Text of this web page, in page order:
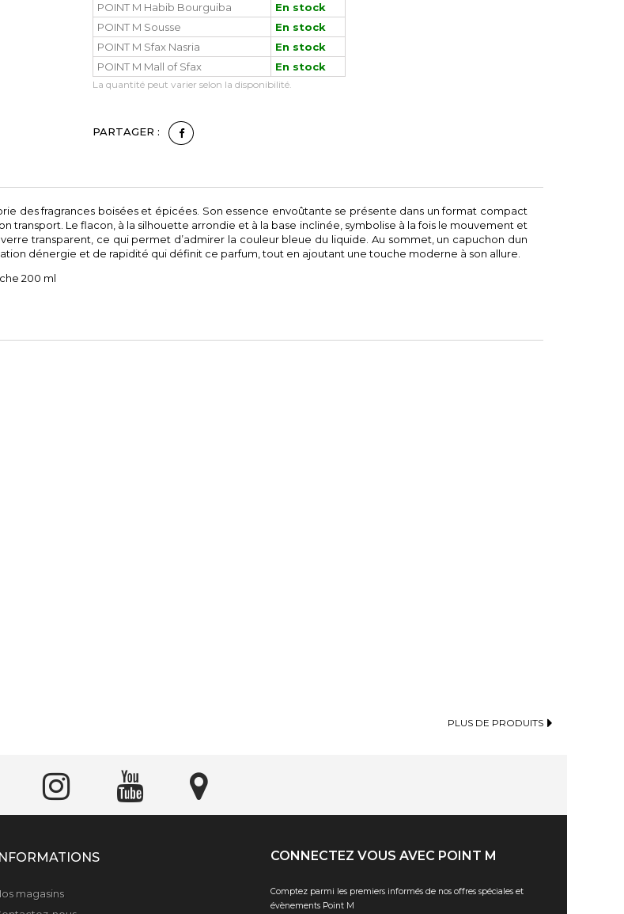
POINT M Habib Bourguiba
En stock
POINT M Sousse
En stock
POINT M Sfax Nasria
En stock
POINT M Mall of Sfax
En stock
La quantité peut varier selon la disponibilité.
PARTAGER :
des fragrances boisées et épicées. Son essence envoûtante se présente dans un format compact
Le flacon, à la silhouette arrondie et à la base inclinée, symbolise à la fois le mouvement et
transparent, ce qui permet d’admirer la couleur bleue du liquide. Au sommet, un capuchon dun
dénergie et de rapidité qui définit ce parfum, tout en ajoutant une touche moderne à son allure.
200 ml
PLUS DE PRODUITS
magasins
CONNECTEZ VOUS AVEC POINT M
Comptez parmi les premiers informés de nos offres spéciales et
évènements Point M